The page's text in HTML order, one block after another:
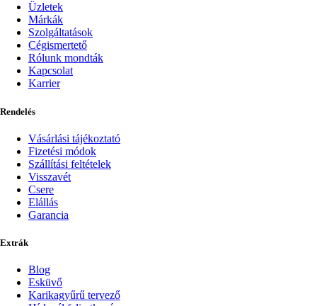
Üzletek
Márkák
Szolgáltatások
Cégismertető
Rólunk mondták
Kapcsolat
Karrier
Rendelés
Vásárlási tájékoztató
Fizetési módok
Szállítási feltételek
Visszavét
Csere
Elállás
Garancia
Extrák
Blog
Esküvő
Karikagyűrű tervező